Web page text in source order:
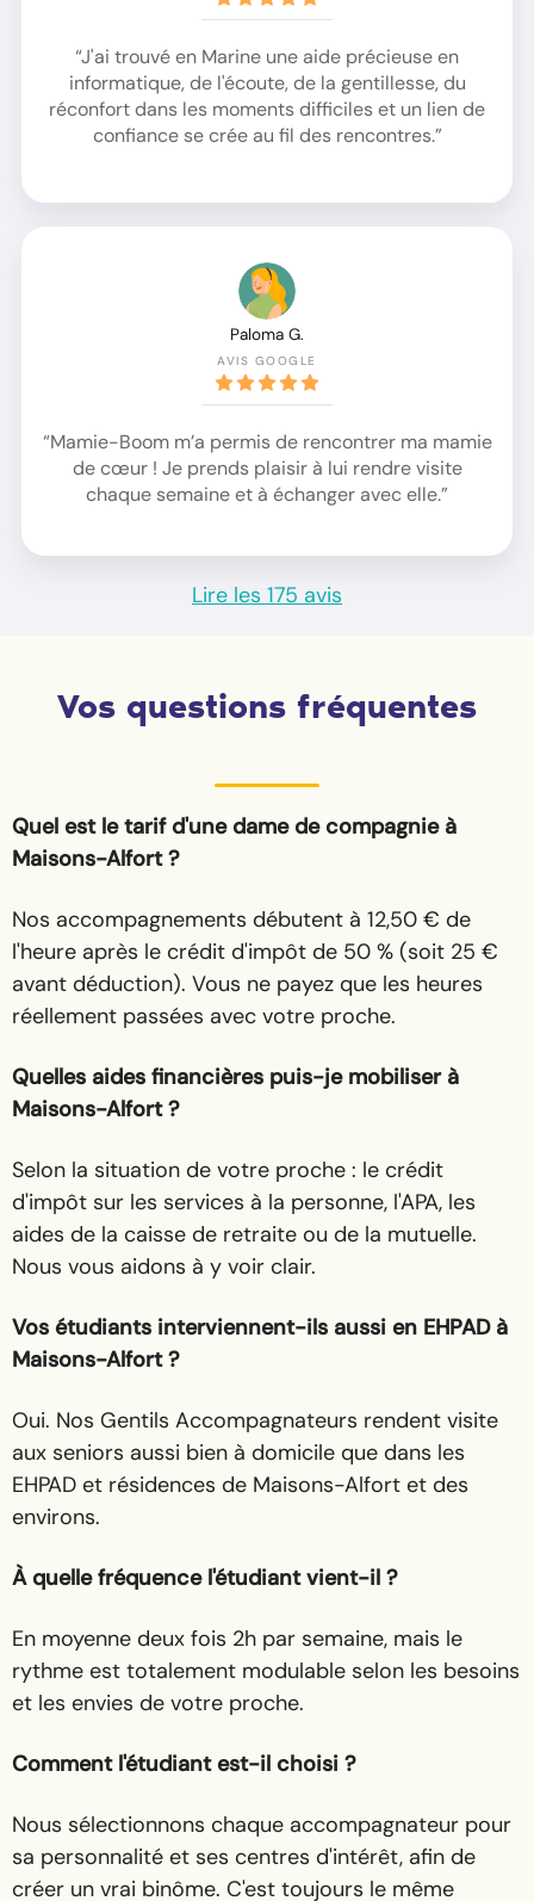
“J'ai trouvé en Marine une aide précieuse en
informatique, de l'écoute, de la gentillesse, du
réconfort dans les moments difficiles et un lien de
confiance se crée au fil des rencontres.”
Paloma G.
AVIS GOOGLE
“Mamie-Boom m’a permis de rencontrer ma mamie
de cœur ! Je prends plaisir à lui rendre visite
chaque semaine et à échanger avec elle.”
Lire les 175 avis
Vos questions fréquentes
Quel est le tarif d'une dame de compagnie à
Maisons-Alfort ?
Nos accompagnements débutent à 12,50 € de
l'heure après le crédit d'impôt de 50 % (soit 25 €
avant déduction). Vous ne payez que les heures
réellement passées avec votre proche.
Quelles aides financières puis-je mobiliser à
Maisons-Alfort ?
Selon la situation de votre proche : le crédit
d'impôt sur les services à la personne, l'APA, les
aides de la caisse de retraite ou de la mutuelle.
Nous vous aidons à y voir clair.
Vos étudiants interviennent-ils aussi en EHPAD à
Maisons-Alfort ?
Oui. Nos Gentils Accompagnateurs rendent visite
aux seniors aussi bien à domicile que dans les
EHPAD et résidences de Maisons-Alfort et des
environs.
À quelle fréquence l'étudiant vient-il ?
En moyenne deux fois 2h par semaine, mais le
rythme est totalement modulable selon les besoins
et les envies de votre proche.
Comment l'étudiant est-il choisi ?
Nous sélectionnons chaque accompagnateur pour
sa personnalité et ses centres d'intérêt, afin de
créer un vrai binôme. C'est toujours le même